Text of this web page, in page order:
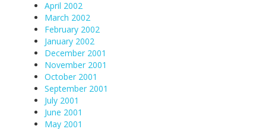
April 2002
March 2002
February 2002
January 2002
December 2001
November 2001
October 2001
September 2001
July 2001
June 2001
May 2001